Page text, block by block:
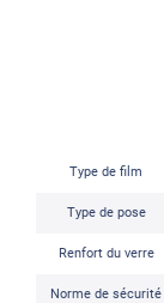
Type de film
Type de pose
Renfort du verre
Norme de sécurité